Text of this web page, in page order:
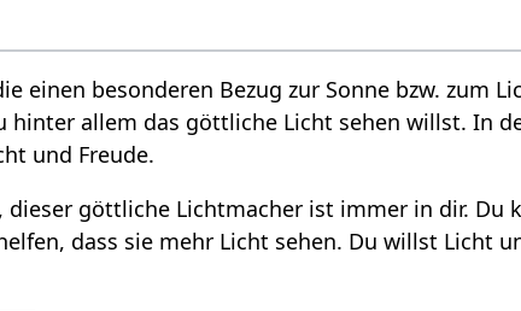
einen besonderen Bezug zur Sonne bzw. zum
hinter allem das göttliche Licht sehen willst. In
und Freude.
göttliche Lichtmacher ist immer in dir. Du
dass sie mehr Licht sehen. Du willst Licht